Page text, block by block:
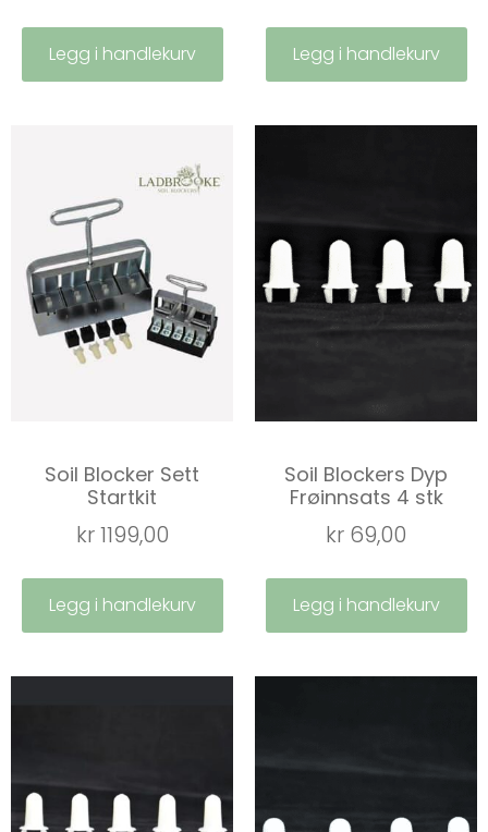
Legg i handlekurv Legg i handlekurv
Soil Blocker Sett
Startkit
kr1199,00
Legg i handlekurv
Soil Blockers Dyp
Frøinnsats 4 stk
kr 69,00
Legg i handlekurv